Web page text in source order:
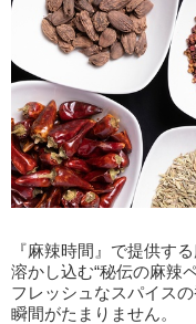
『麻辣時間』で提供す
溶かし込む“秘伝の麻辣ペ
フレッシュなスパイス
瞬間がたまりません。